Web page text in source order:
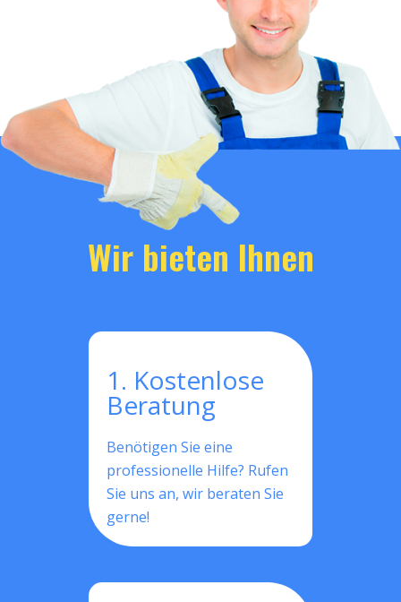
Wir bieten Ihnen
1. Kostenlose
Beratung
Benötigen Sie eine
professionelle Hilfe? Rufen
Sie uns an, wir beraten Sie
gerne!